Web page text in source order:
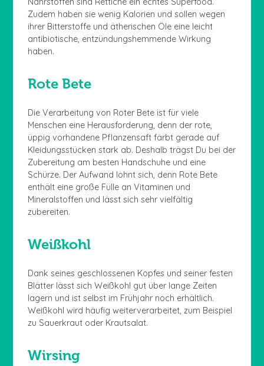
Zudem haben sie wenig Kalorien und sollen wegen
ihrer Bitterstoffe und ätherischen Öle eine leicht
antibiotische, entzündungshemmende Wirkung
haben.
Rote Bete
Die Verarbeitung von Roter Bete ist für viele
Menschen eine Herausforderung, denn der rote,
üppig vorhandene Pflanzensaft färbt gerade auf
Kleidungsstücken stark ab. Deshalb trägst Du bei der
Zubereitung am besten Handschuhe und eine
Schürze. Der Aufwand lohnt sich, denn Rote Bete
enthält eine große Fülle an Vitaminen und
Mineralstoffen und lässt sich sehr vielfältig
zubereiten.
Weißkohl
Dank seines geschlossenen Kopfes und seiner festen
Blätter lässt sich Weißkohl gut über lange Zeiten
lagern und ist selbst im Frühjahr noch erhältlich.
Weißkohl wird häufig weiterverarbeitet, zum Beispiel
zu Sauerkraut oder Krautsalat.
Wirsing